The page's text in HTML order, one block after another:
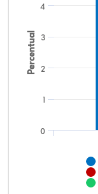
Percentual
0
1
2
3
4